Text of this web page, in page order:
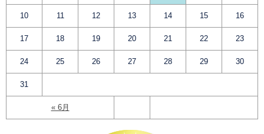
« 6月
10 11 12 13 14 15 16
17 18 19 20 21 22 23
24 25 26 27 28 29 30
31